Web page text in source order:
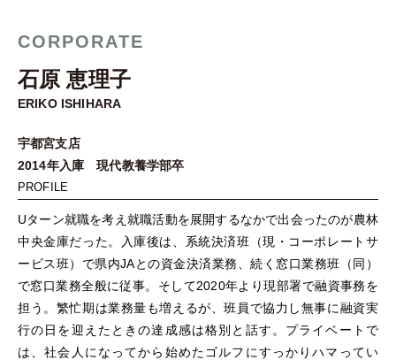
CORPORATE
石原 恵理子
ERIKO ISHIHARA
宇都宮支店
2014年入庫 現代教養学部卒
PROFILE
Uターン就職を考え就職活動を展開するなかで出会ったのが農林
中央金庫だった。入庫後は、系統決済班（現・コーポレートサ
ービス班）で県内JAとの資金決済業務、続く窓口業務班（同）
で窓口業務全般に従事。そして2020年より現部署で融資事務を
担う。繁忙期は業務量も増えるが、班員で協力し無事に融資実
行の日を迎えたときの達成感は格別と話す。プライベートで
は、社会人になってから始めたゴルフにすっかりハマってい